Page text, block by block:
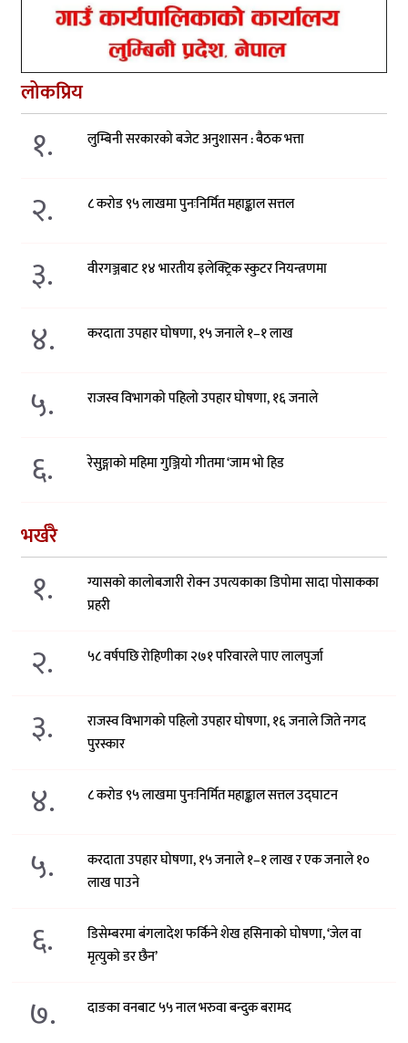
लोकप्रिय
१. लुम्बिनी सरकारको बजेट अनुशासन : बैठक भत्ता
२. ८ करोड ९५ लाखमा पुनःनिर्मित महाङ्काल सत्तल
३. वीरगञ्जबाट १४ भारतीय इलेक्ट्रिक स्कुटर नियन्त्रणमा
४. करदाता उपहार घोषणा, १५ जनाले १–१ लाख
५. राजस्व विभागको पहिलो उपहार घोषणा, १६ जनाले
६. रेसुङ्गाको महिमा गुञ्जियो गीतमा ‘जाम भो हिड
भर्खरै
१.
ग्यासको कालोबजारी रोक्न उपत्यकाका डिपोमा सादा पोसाकका
प्रहरी
२. ५८ वर्षपछि रोहिणीका २७१ परिवारले पाए लालपुर्जा
३.
राजस्व विभागको पहिलो उपहार घोषणा, १६ जनाले जिते नगद
पुरस्कार
४. ८ करोड ९५ लाखमा पुनःनिर्मित महाङ्काल सत्तल उद्घाटन
५.
करदाता उपहार घोषणा, १५ जनाले १–१ लाख र एक जनाले १०
लाख पाउने
६.
डिसेम्बरमा बंगलादेश फर्किने शेख हसिनाको घोषणा, ‘जेल वा
मृत्युको डर छैन’
७. दाङका वनबाट ५५ नाल भरुवा बन्दुक बरामद